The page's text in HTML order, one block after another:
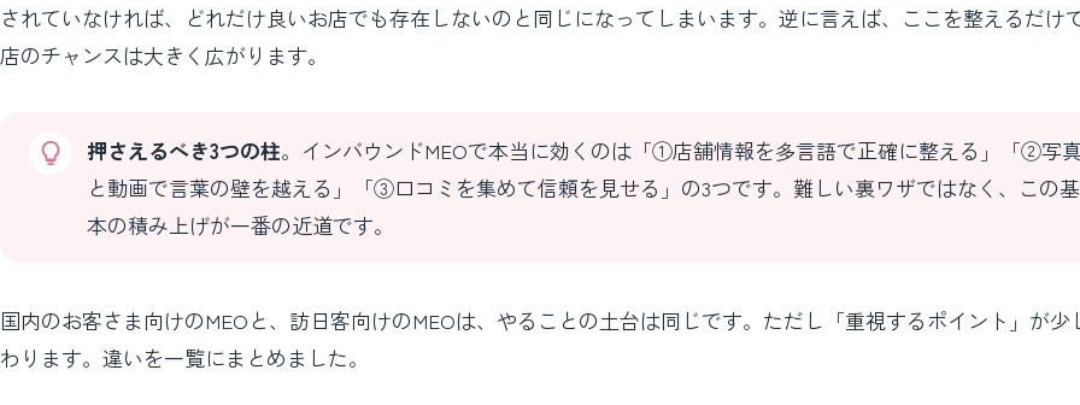
されていなければ、どれだけ良いお店でも存在しないのと同じになってしまいます。逆に言えば、ここを整えるだけ
店のチャンスは大きく広がります。
押さえるべき3つの柱。インバウンドMEOで本当に効くのは「①店舗情報を多言語で正確に整える」「②写真
と動画で言葉の壁を越える」「③口コミを集めて信頼を見せる」の3つです。難しい裏ワザではなく、この基
本の積み上げが一番の近道です。
国内のお客さま向けのMEOと、訪日客向けのMEOは、やることの土台は同じです。ただし「重視するポイント」が少
わります。違いを一覧にまとめました。